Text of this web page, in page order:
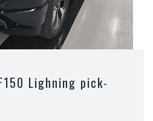
Lighning pick-